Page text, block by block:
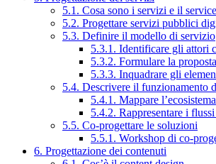
5.1. Cosa sono i servizi e il
5.2. Progettare servizi pubblici
5.3. Definire il modello di servizio
5.3.1. Identificare gli attori
5.3.2. Formulare la
5.3.3. Inquadrare gli
5.4. Descrivere il funzionamento
5.4.1. Mappare l’ecosistema
5.4.2. Rappresentare i
5.5. Co-progettare le soluzioni
5.5.1. Workshop di co-
6. Progettazione dei contenuti